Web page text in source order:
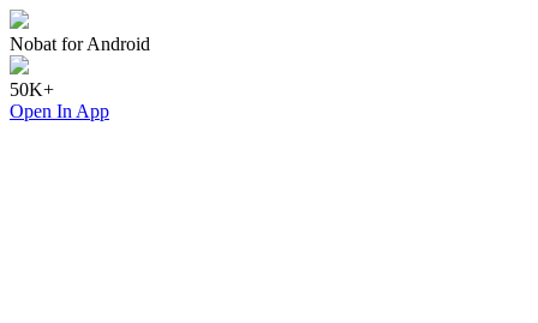
Nobat for Android
50K+
Open In App